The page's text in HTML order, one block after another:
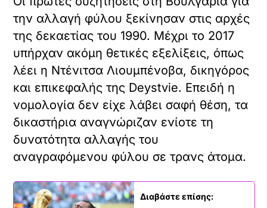
την αλλαγή φύλου ξεκίνησαν στις αρχές
της δεκαετίας του 1990. Μέχρι το 2017
υπήρχαν ακόμη θετικές εξελίξεις, όπως
λέει η Ντένιτσα Λιουμπένοβα, δικηγόρος
και επικεφαλής της Deystvie. Επειδή η
νομολογία δεν είχε λάβει σαφή θέση, τα
δικαστήρια αναγνώριζαν ενίοτε τη
δυνατότητα αλλαγής του
αναγραφόμενου φύλου σε τρανς άτομα.
Διαβάστε επίσης: